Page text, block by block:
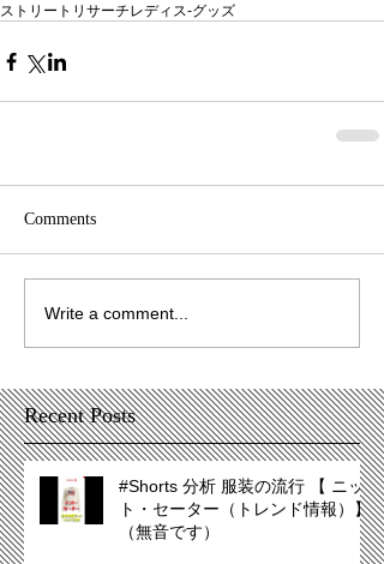
ストリートリサーチレディス-グッズ
Comments
Write a comment...
Recent Posts
#Shorts 分析 服装の流行 【 ニッ
ト・セーター（トレンド情報）】
（無音です）